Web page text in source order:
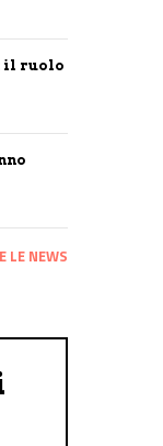
il ruolo
LE NEWS